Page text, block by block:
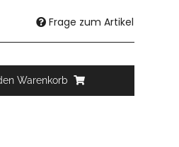
Frage zum Artikel
Warenkorb